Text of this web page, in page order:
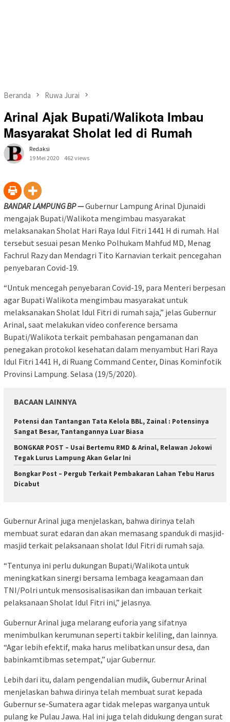
Beranda Ruwa Jurai
Arinal Ajak Bupati/Walikota Imbau
Masyarakat Sholat Ied di Rumah
Redaksi
19 Mei 2020
462 views
BANDAR LAMPUNG BP —Gubernur Lampung Arinal Djunaidi
mengajak Bupati/Walikota mengimbau masyarakat
melaksanakan Sholat Hari Raya Idul Fitri 1441 H di rumah. Hal
tersebut sesuai pesan Menko Polhukam Mahfud MD, Menag
Fachrul Razy dan Mendagri Tito Karnavian terkait pencegahan
penyebaran Covid-19.
“Untuk mencegah penyebaran Covid-19, para Menteri berpesan
agar Bupati Walikota mengimbau masyarakat untuk
melaksanakan Sholat Idul Fitri di rumah saja,” jelas Gubernur
Arinal, saat melakukan video conference bersama
Bupati/Walikota terkait pembahasan pengamanan dan
penegakan protokol kesehatan dalam menyambut Hari Raya
Idul Fitri 1441 H, di Ruang Command Center, Dinas Kominfotik
Provinsi Lampung. Selasa (19/5/2020).
BACAAN LAINNYA
Potensi dan Tantangan Tata Kelola BBL, Zainal : Potensinya
Sangat Besar, Tantangannya Luar Biasa
BONGKAR POST – Usai Bertemu RMD & Arinal, Relawan Jokowi
Tegak Lurus Lampung Akan Gelar Ini
Bongkar Post – Pergub Terkait Pembakaran Lahan Tebu Harus
Dicabut
Gubernur Arinal juga menjelaskan, bahwa dirinya telah
membuat surat edaran dan akan memasang spanduk di masjid-
masjid terkait pelaksanaan sholat Idul Fitri di rumah saja.
“Tentunya ini perlu dukungan Bupati/Walikota untuk
meningkatkan sinergi bersama lembaga keagamaan dan
TNI/Polri untuk mensosisalisasikan dan imbauan terkait
pelaksanaan Sholat Idul Fitri ini,” jelasnya.
Gubernur Arinal juga melarang euforia yang sifatnya
menimbulkan kerumunan seperti takbir keliling, dan lainnya.
“Agar lebih efektif, maka harus melibatkan unsur desa, dan
babinkamtibmas setempat,” ujar Gubernur.
Lebih dari itu, dalam pengendalian mudik, Gubernur Arinal
menjelaskan bahwa dirinya telah membuat surat kepada
Gubernur se-Sumatera agar tidak melepas warganya untuk
pulang ke Pulau Jawa. Hal ini juga telah didukung dengan surat